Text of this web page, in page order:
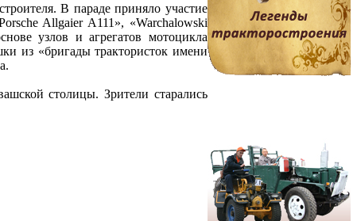
В параде приняло участие
Allgaier A111», «Warchalowski
узлов и агрегатов мотоцикла
из «бригады трактористок имени
столицы. Зрители старались